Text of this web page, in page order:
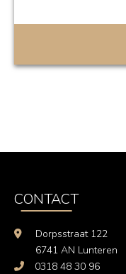
CONTACT
Dorpsstraat 122
6741 AN Lunteren
0318 48 30 96